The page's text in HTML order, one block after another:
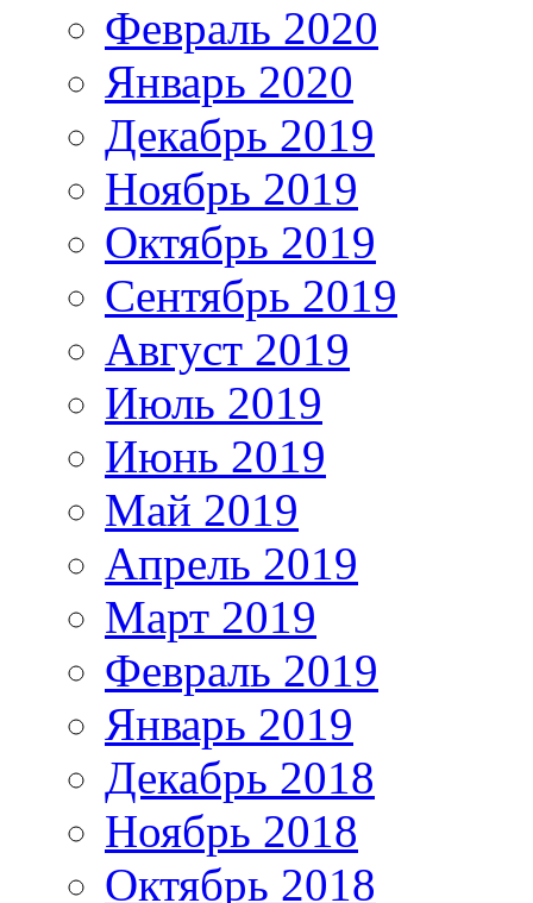
Февраль 2020
Январь 2020
Декабрь 2019
Ноябрь 2019
Октябрь 2019
Сентябрь 2019
Август 2019
Июль 2019
Июнь 2019
Май 2019
Апрель 2019
Март 2019
Февраль 2019
Январь 2019
Декабрь 2018
Ноябрь 2018
Октябрь 2018